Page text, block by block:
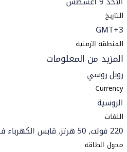
التاريخ
GMT+3
المنطقة الزمنية
المزيد من المعلومات
روبل روسي
Currency
الروسية
اللغات
220 فولت, 50 هرتز, قابس الكهرباء فئة C/F
محول الطاقة